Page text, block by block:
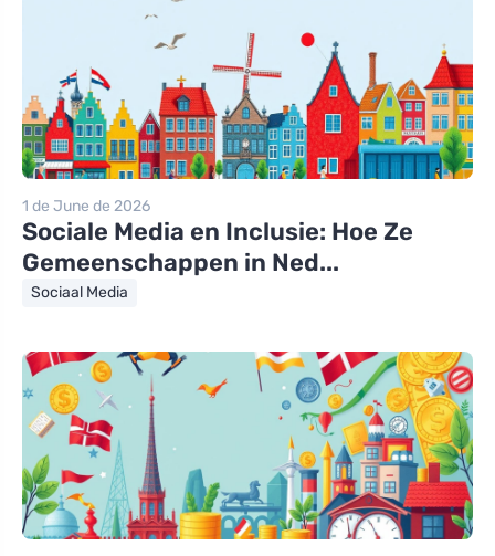
1 de June de 2026
Sociale Media en Inclusie: Hoe Ze
Gemeenschappen in Ned...
Sociaal Media